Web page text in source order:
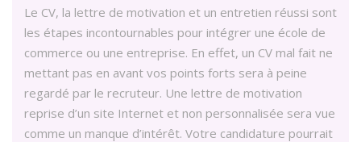
Le CV, la lettre de motivation et un entretien réussi sont
les étapes incontournables pour intégrer une école de
commerce ou une entreprise. En effet, un CV mal fait ne
mettant pas en avant vos points forts sera à peine
regardé par le recruteur. Une lettre de motivation
reprise d’un site Internet et non personnalisée sera vue
comme un manque d’intérêt. Votre candidature pourrait